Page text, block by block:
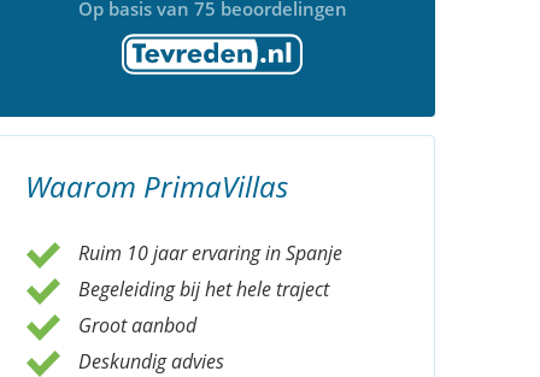
Op basis van 75 beoordelingen
Waarom PrimaVillas
Ruim 10 jaar ervaring in Spanje
Begeleiding bij het hele traject
Groot aanbod
Deskundig advies